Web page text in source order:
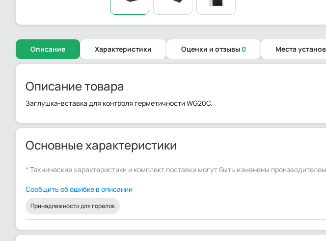
Описание Характеристики Оценки и отзывы 0 Места
Описание товара
Заглушка-вставка для контроля герметичности WG20C.
Основные характеристики
* Технические характеристики и комплект поставки могут быть изменены
Сообщить об ошибке в описании
Принадлежности для горелок